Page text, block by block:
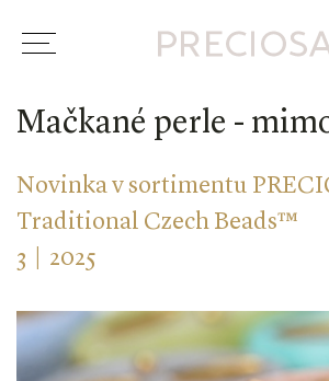
Mačkané perle -
Novinka v sortimentu
Traditional Czech Beads™
3 | 2025